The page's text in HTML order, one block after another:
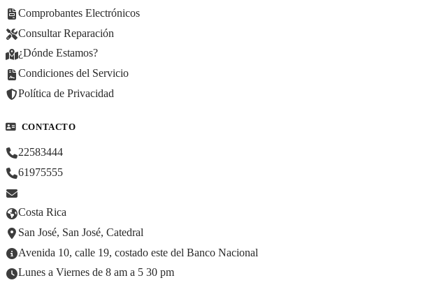
Comprobantes Electrónicos
Consultar Reparación
¿Dónde Estamos?
Condiciones del Servicio
Política de Privacidad
CONTACTO
22583444
61975555
Costa Rica
San José, San José, Catedral
Avenida 10, calle 19, costado este del Banco Nacional
Lunes a Viernes de 8 am a 5 30 pm